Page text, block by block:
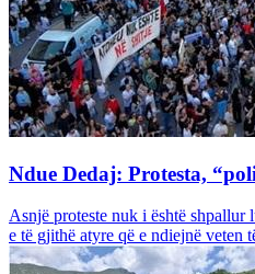
Ndue Dedaj: Protesta,
Asnjë proteste nuk i është shpallur
e të gjithë atyre që e ndiejnë veten